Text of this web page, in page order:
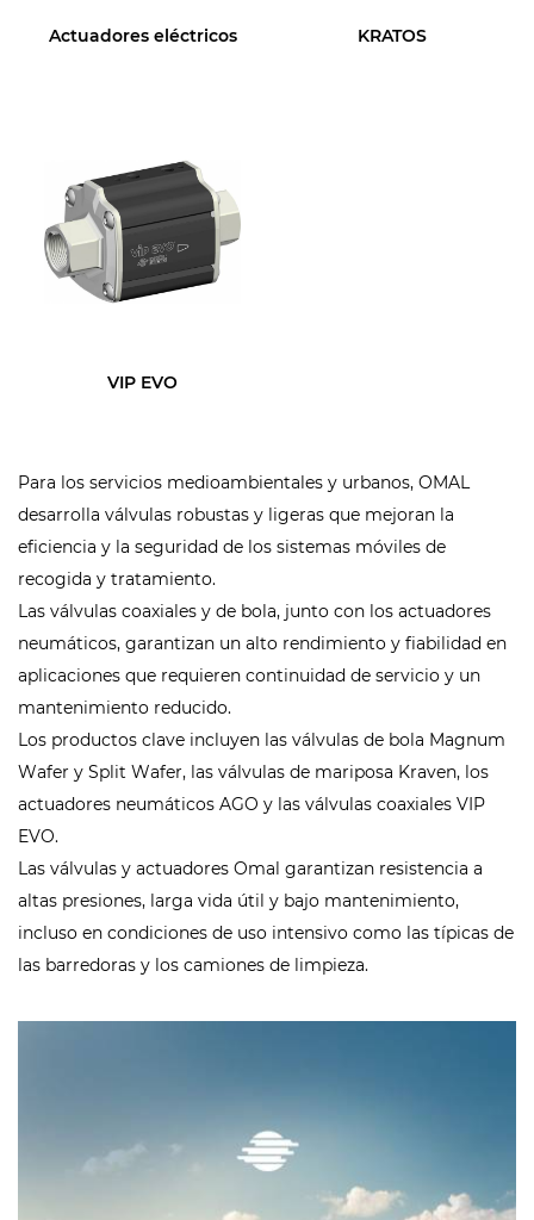
Actuadores eléctricos KRATOS
VIP EVO
Para los servicios medioambientales y urbanos, OMAL
desarrolla válvulas robustas y ligeras que mejoran la
eficiencia y la seguridad de los sistemas móviles de
recogida y tratamiento.
Las válvulas coaxiales y de bola, junto con los actuadores
neumáticos, garantizan un alto rendimiento y fiabilidad en
aplicaciones que requieren continuidad de servicio y un
mantenimiento reducido.
Los productos clave incluyen las válvulas de bola Magnum
Wafer y Split Wafer, las válvulas de mariposa Kraven, los
actuadores neumáticos AGO y las válvulas coaxiales VIP
EVO.
Las válvulas y actuadores Omal garantizan resistencia a
altas presiones, larga vida útil y bajo mantenimiento,
incluso en condiciones de uso intensivo como las típicas de
las barredoras y los camiones de limpieza.